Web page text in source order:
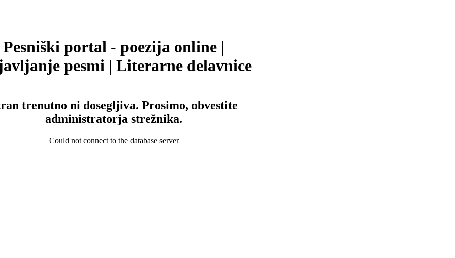
Pesniški portal - poezija online |
pesmi | Literarne delavnice
trenutno ni dosegljiva. Prosimo, obvestite
administratorja strežnika.
Could not connect to the database server